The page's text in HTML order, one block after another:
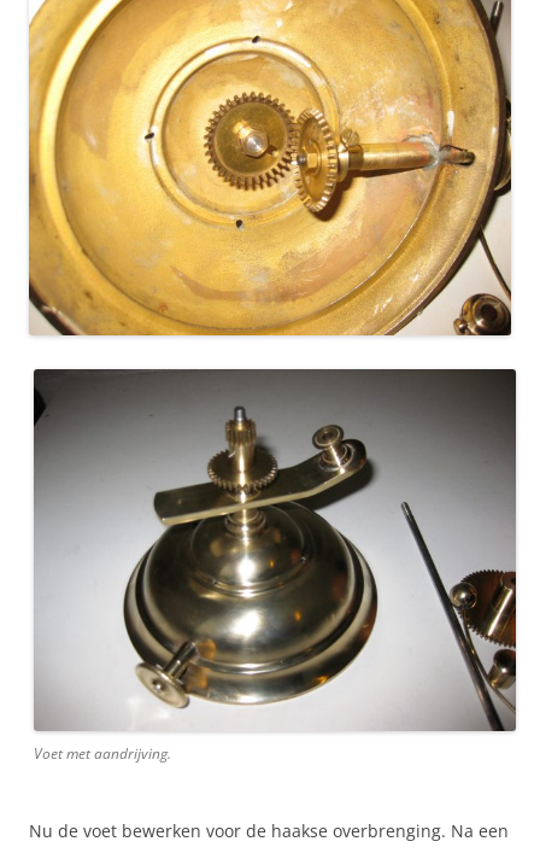
Voet met aandrijving.
Nu de voet bewerken voor de haakse overbrenging. Na een